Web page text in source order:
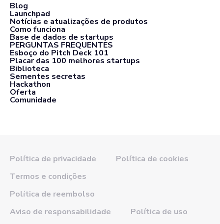
Blog
Launchpad
Notícias e atualizações de produtos
Como funciona
Base de dados de startups
PERGUNTAS FREQUENTES
Esboço do Pitch Deck 101
Placar das 100 melhores startups
Biblioteca
Sementes secretas
Hackathon
Oferta
Comunidade
Política de privacidade
Política de cookies
Termos e condições
Política de reembolso
Aviso de responsabilidade
Política de uso